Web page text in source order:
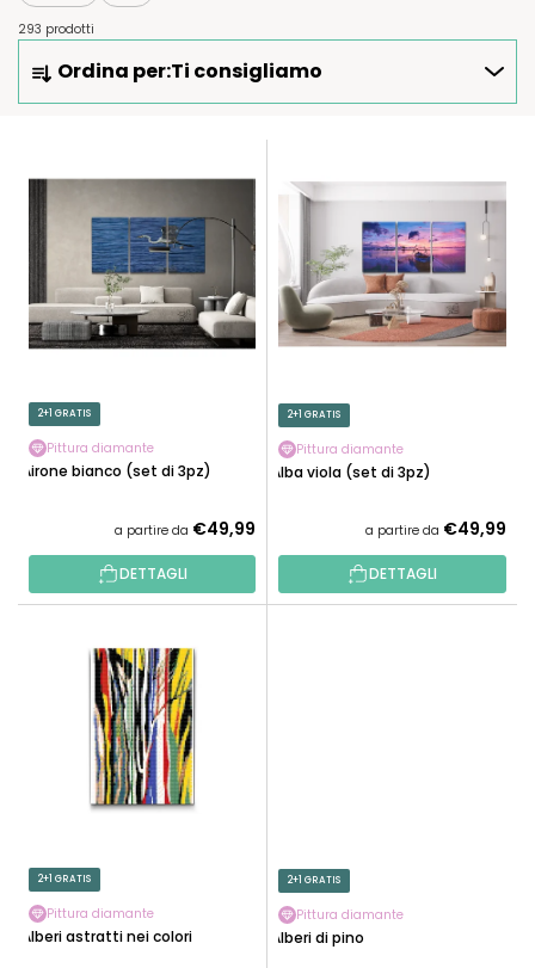
293 prodotti
D
N
T
O
R
O
D
O
Ordina per:Ti consigliamo
C
O
D
P
R
O
T
I
2+1 GRATIS
Pittura diamante
Airone bianco (set di 3pz)
a partire da €49,99
DETTAGLI
2+1 GRATIS
Pittura diamante
Alba viola (set di 3pz)
a partire da €49,99
DETTAGLI
2+1 GRATIS
Pittura diamante
Alberi astratti nei colori
2+1 GRATIS
Pittura diamante
Alberi di pino